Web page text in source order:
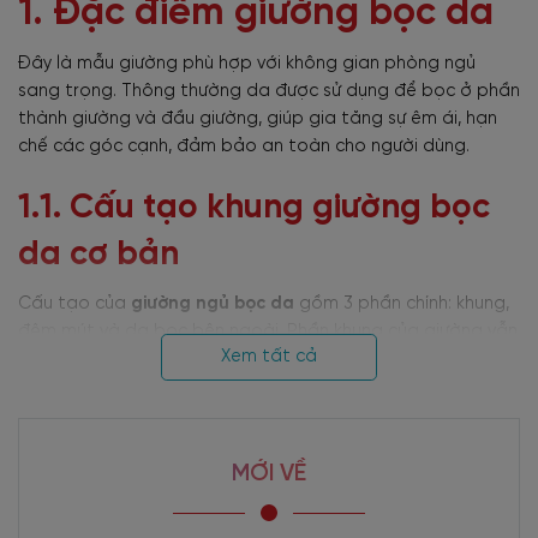
1. Đặc điểm giường bọc da
Đây là mẫu giường phù hợp với không gian phòng ngủ
sang trọng. Thông thường da được sử dụng để bọc ở phần
thành giường và đầu giường, giúp gia tăng sự êm ái, hạn
chế các góc cạnh, đảm bảo an toàn cho người dùng.
1.1. Cấu tạo khung giường bọc
da cơ bản
Cấu tạo của giường ngủ bọc da gồm 3 phần chính: khung,
đệm mút và da bọc bên ngoài. Phần khung của giường vẫn
được làm bằng gỗ, nhưng bên ngoài sẽ được thiết kế bọc
giường gỗ tự nhiên và khung giường gỗ công nghiệp.
Xem tất cả
MỚI VỀ